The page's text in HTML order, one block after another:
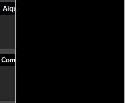
Alquilar
Comprar